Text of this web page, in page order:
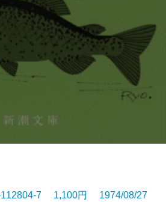
7 1,100円 1974/08/27